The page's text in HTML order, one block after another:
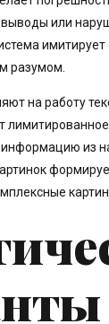
или
имитирует
разумом.
на работу
информацию из